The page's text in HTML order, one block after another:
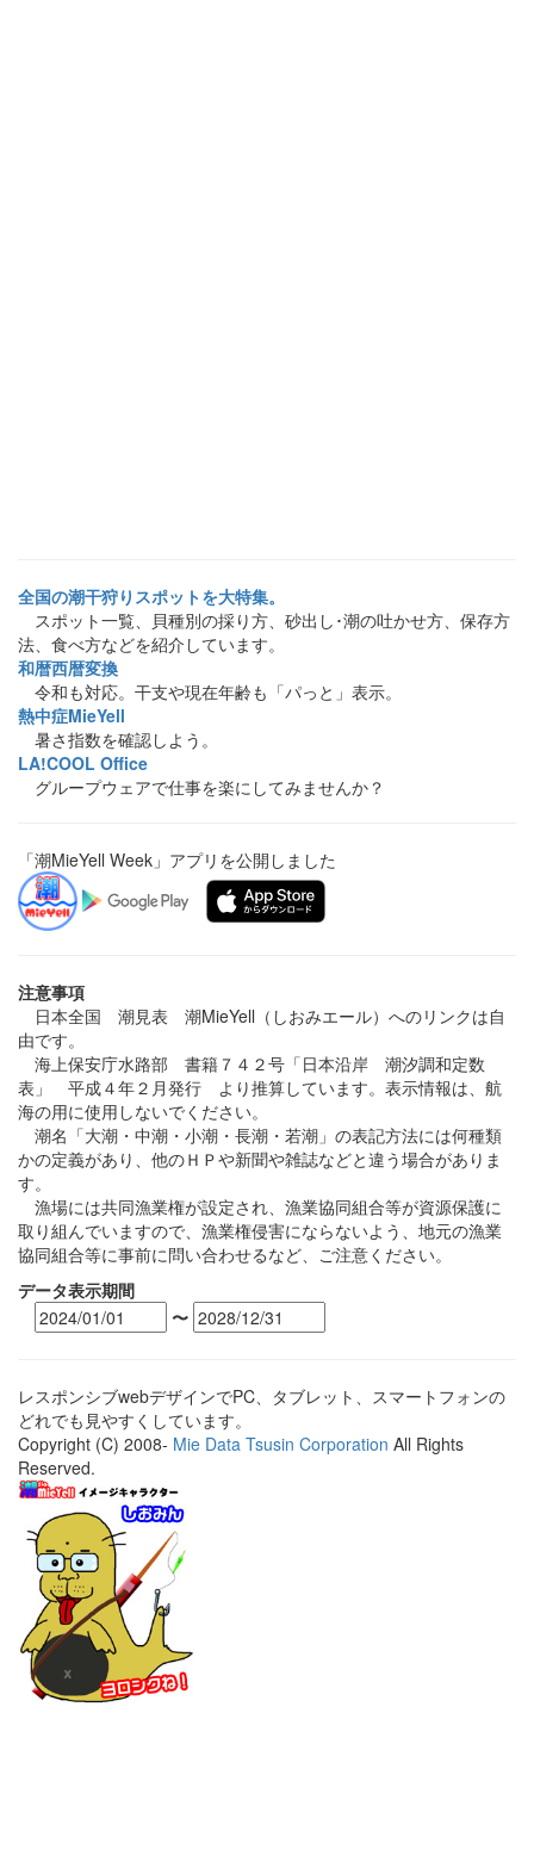
全国の潮干狩りスポットを大特集。
スポット一覧、貝種別の採り方、砂出し･潮の吐かせ方、保存方
法、食べ方などを紹介しています。
和暦西暦変換
令和も対応。干支や現在年齢も「パっと」表示。
熱中症MieYell
暑さ指数を確認しよう。
LA!COOL Office
グループウェアで仕事を楽にしてみませんか？
「潮MieYell Week」アプリを公開しました
注意事項
日本全国 潮見表 潮MieYell（しおみエール）へのリンクは自
由です。
海上保安庁水路部 書籍７４２号「日本沿岸 潮汐調和定数
表」 平成４年２月発行 より推算しています。表示情報は、航
海の用に使用しないでください。
潮名「大潮・中潮・小潮・長潮・若潮」の表記方法には何種類
かの定義があり、他のＨＰや新聞や雑誌などと違う場合がありま
す。
漁場には共同漁業権が設定され、漁業協同組合等が資源保護に
取り組んでいますので、漁業権侵害にならないよう、地元の漁業
協同組合等に事前に問い合わせるなど、ご注意ください。
データ表示期間
〜
レスポンシブwebデザインでPC、タブレット、スマートフォンの
どれでも見やすくしています。
Copyright (C) 2008- Mie Data Tsusin Corporation All Rights
Reserved.